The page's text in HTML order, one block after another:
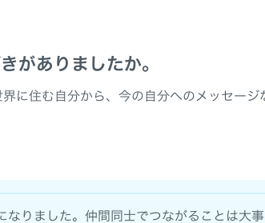
がありましたか。
に住む自分から、今の自分へのメッセージ
なりました。仲間同士でつながることは大